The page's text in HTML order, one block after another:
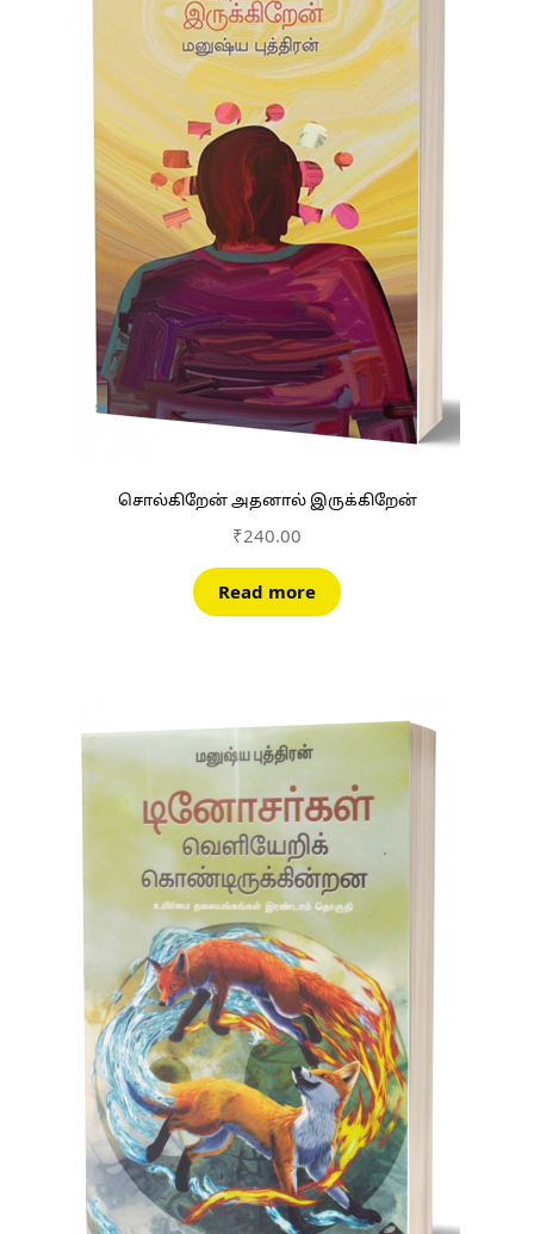
சொல்கிறேன் அதனால் இருக்கிறேன்
₹240.00
Read more